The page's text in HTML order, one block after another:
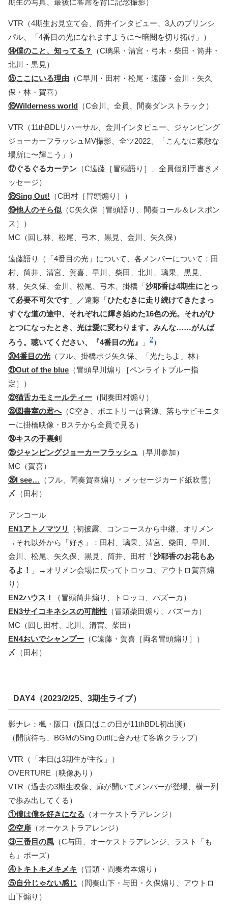
期生の写真、最後に客席を背に記念撮影）
VTR（4期生お見立て会、筒井インタビュー、3人のプリンシ
パル、「4番目の光になれますように〜暗闇を切り拓け」）
⑭僕のこと、知ってる？
（C璃果・清宮・弓木・柴田・筒井・
北川・黒見）
⑮ここにいる理由 （C早川・田村・松尾・遠藤・金川・矢久
保・林・賀喜）
⑯Wilderness world （C金川、全員、間奏ダンストラック）
VTR（11thBDLリハーサル、金川インタビュー、ジャンピング
ジョーカーフラッシュMV撮影、全ツ2022、「こんなに素敵な
場所に〜輝こう」）
⑰ぐるぐるカーテン （C遠藤［冒頭語り］、全員個別手書きメ
ッセージ）
⑱Sing Out! （C田村［冒頭煽り］）
⑲他人のそら似 （C矢久保［冒頭語り、間奏コール＆レスポン
ス］）
MC（回し林、松尾、弓木、黒見、金川、矢久保）
遠藤語り（「4番目の光」について、各メンバーについて：田
村、筒井、清宮、賀喜、早川、柴田、北川、璃果、黒見、
林、矢久保、金川、松尾、弓木、掛橋「沙耶香は4期生にとっ
て必要不可欠です 」／遠藤「ひたむきに走り続けてきたまっ
すぐな道の途中、それぞれに輝き始めた16色の光。それがひ
とつになったとき、光は愛に変わります。みんな……がんば
ろう。聴いてください、『4番目の光』
」 2）
⑳4番目の光 （フル、掛橋ポジ矢久保、「光たちよ」林）
㉑Out of the blue （冒頭早川煽り［ペンライトブルー指
定］）
㉒猫舌カモミールティー （間奏田村煽り）
㉓図書室の君へ（C空き、ポエトリーは音源、落ちサビモニタ
ーに掛橋映像・Bステから全員で見る）
㉔キスの手裏剣
㉕ジャンピングジョーカーフラッシュ （早川参加）
MC（賀喜）
㉖I see… （フル、間奏賀喜煽り・メッセージカード紙吹雪）
〆（田村）
アンコール
EN1アトノマツリ
（初披露、コンコースから中継、オリメン
→それ以外から「好き」：田村、璃果、清宮、柴田、早川、
金川、松尾、矢久保、黒見、筒井、田村「沙耶香のお花もあ
るよ！
」→オリメン会場に戻ってトロッコ、アウトロ賀喜煽
り）
EN2ハウス！
（冒頭筒井煽り、トロッコ、バズーカ）
EN3サイコキネシスの可能性 （冒頭柴田煽り、バズーカ）
MC（回し田村、北川、清宮、柴田）
EN4おいでシャンプー （C遠藤・賀喜［両名冒頭煽り］）
〆（田村）
DAY4（2023/2/25、3期生ライブ）
影ナレ：楓・阪口（阪口はこの日が11thBDL初出演）
（開演待ち、BGMのSing Out!に合わせて客席クラップ）
VTR（「本日は3期生が主役」）
OVERTURE（映像あり）
VTR（過去の3期生映像、扉が開いてメンバーが登場、横一列
で歩み出してくる）
①僕は僕を好きになる （オーケストラアレンジ）
②空扉 （オーケストラアレンジ）
③三番目の風 （C与田、オーケストラアレンジ、ラスト「も
も」ポーズ）
④トキトキメキメキ （冒頭・間奏岩本煽り）
⑤自分じゃない感じ （間奏山下・与田・久保煽り、アウトロ
山下煽り）